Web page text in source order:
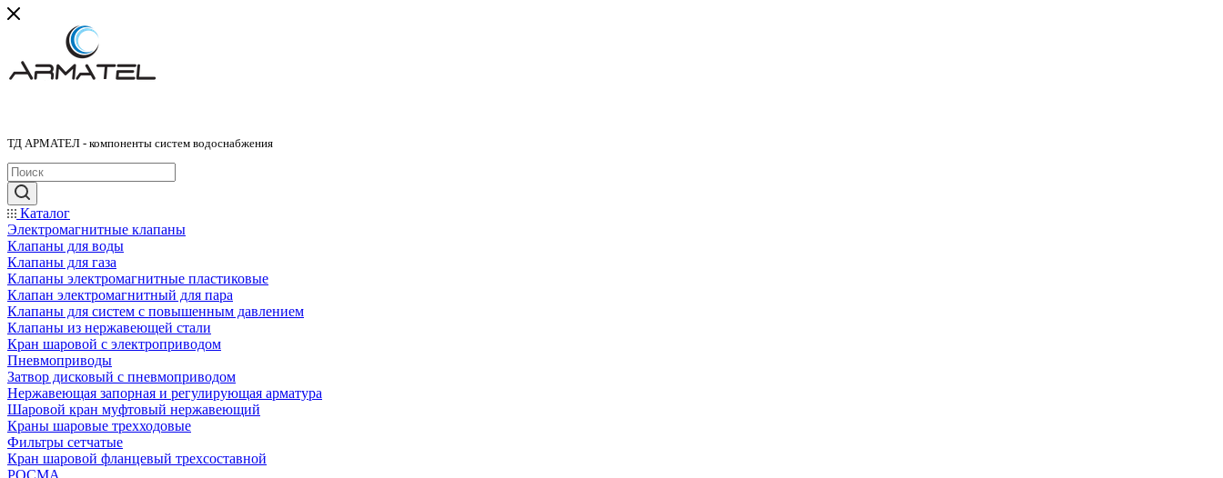
ТД АРМАТЕЛ - компоненты систем водоснабжения
Каталог
Электромагнитные клапаны
Клапаны для воды
Клапаны для газа
Клапаны электромагнитные пластиковые
Клапан электромагнитный для пара
Клапаны для систем с повышенным давлением
Клапаны из нержавеющей стали
Кран шаровой с электроприводом
Пневмоприводы
Затвор дисковый с пневмоприводом
Нержавеющая запорная и регулирующая арматура
Шаровой кран муфтовый нержавеющий
Краны шаровые трехходовые
Фильтры сетчатые
Кран шаровой фланцевый трехсоставной
РОСМА